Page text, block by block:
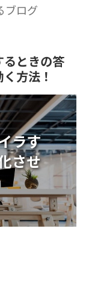
ブログ
ときの答
方法！
ラす
させ